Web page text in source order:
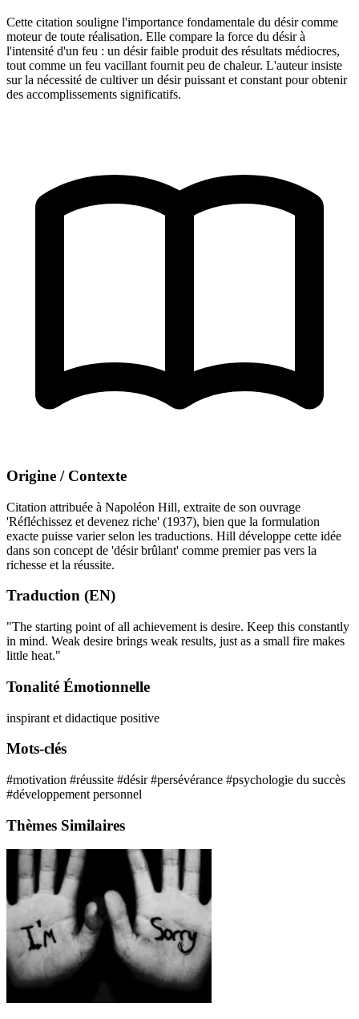
Cette citation souligne l'importance fondamentale du désir comme
moteur de toute réalisation. Elle compare la force du désir à
l'intensité d'un feu : un désir faible produit des résultats médiocres,
tout comme un feu vacillant fournit peu de chaleur. L'auteur insiste
sur la nécessité de cultiver un désir puissant et constant pour obtenir
des accomplissements significatifs.
Origine / Contexte
Citation attribuée à Napoléon Hill, extraite de son ouvrage
'Réfléchissez et devenez riche' (1937), bien que la formulation
exacte puisse varier selon les traductions. Hill développe cette idée
dans son concept de 'désir brûlant' comme premier pas vers la
richesse et la réussite.
Traduction (EN)
"The starting point of all achievement is desire. Keep this constantly
in mind. Weak desire brings weak results, just as a small fire makes
little heat."
Tonalité Émotionnelle
inspirant et didactique positive
Mots-clés
#motivation #réussite #désir#persévérance #psychologie du succès
#développement personnel
Thèmes Similaires